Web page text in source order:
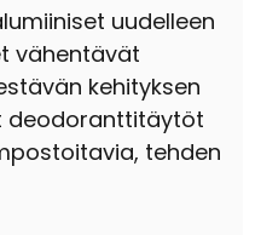
uudelleen
vähentävät
kehityksen
deodoranttitäytöt
tehden